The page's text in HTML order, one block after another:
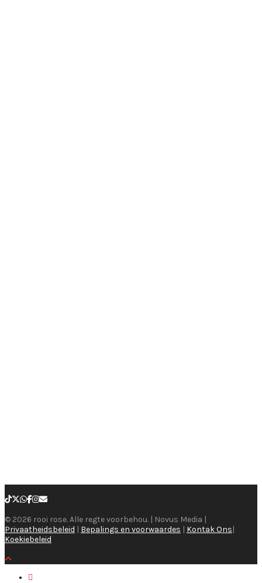
© 2026 rooi rose. Alle regte voorbehou. | Novus Media |
Privaatheidsbeleid | Bepalings en voorwaardes | Kontak Ons|
Koekiebeleid